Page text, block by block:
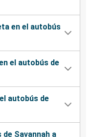
en el autobús
el autobús de
autobús de
Savannah a